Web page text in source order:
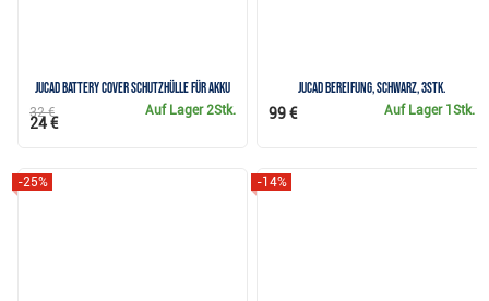
JuCad Battery Cover Schutzhülle für Akku
Auf Lager2Stk.
32 €
24 €
JuCad Bereifung, schwarz, 3Stk.
Auf Lager 1Stk.
99 €
-25% -14%